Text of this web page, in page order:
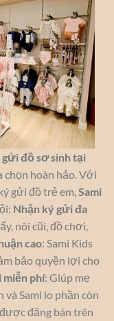
gửi đồ sơ sinh tại
chọn hoàn hảo. Với
gửi đồ trẻ em, Sami
Nhận ký gửi đa
nôi cũi, đồ chơi,
cao: Sami Kids
bảo quyền lợi cho
miễn phí: Giúp mẹ
Sami lo phần còn
đăng bán trên